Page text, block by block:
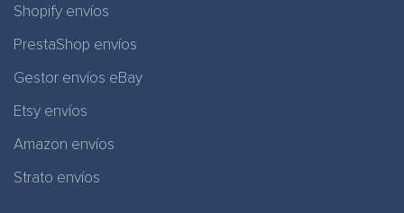
Shopify envíos
PrestaShop envíos
Gestor envíos eBay
Etsy envíos
Amazon envíos
Strato envíos